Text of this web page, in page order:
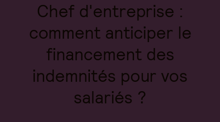
Chef d'entreprise :
comment anticiper le
financement des
indemnités pour vos
salariés ?